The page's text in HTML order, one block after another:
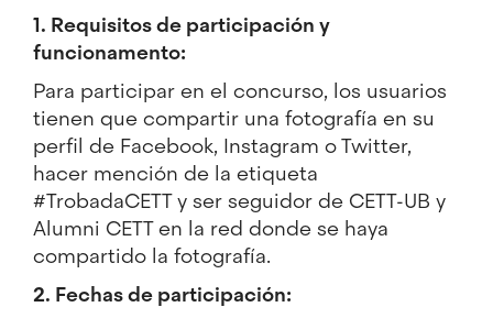
1. Requisitos de participación y
funcionamento:
Para participar en el concurso, los usuarios
tienen que compartir una fotografía en su
perfil de Facebook, Instagram o Twitter,
hacer mención de la etiqueta
#TrobadaCETT y ser seguidor de CETT-UB y
Alumni CETT en la red donde se haya
compartido la fotografía.
2. Fechas de participación: